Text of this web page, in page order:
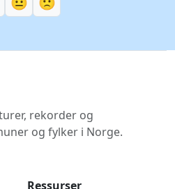
4. mai 2023
13. mai 2020
6. juni 2022
12. juni 2025
rekorder og
og fylker i Norge.
Ressurser